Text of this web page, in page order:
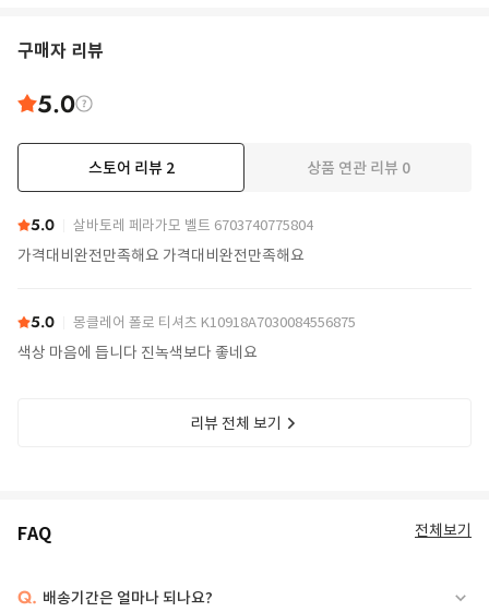
구매자 리뷰
5.0
스토어 리뷰 2 상품 연관 리뷰 0
5.0 살바토레 페라가모 벨트 6703740775804
가격대비완전만족해요 가격대비완전만족해요
5.0 몽클레어 폴로 티셔츠 K10918A7030084556875
색상 마음에 듭니다 진녹색보다 좋네요
리뷰 전체 보기
FAQ 전체보기
Q. 배송기간은 얼마나 되나요?